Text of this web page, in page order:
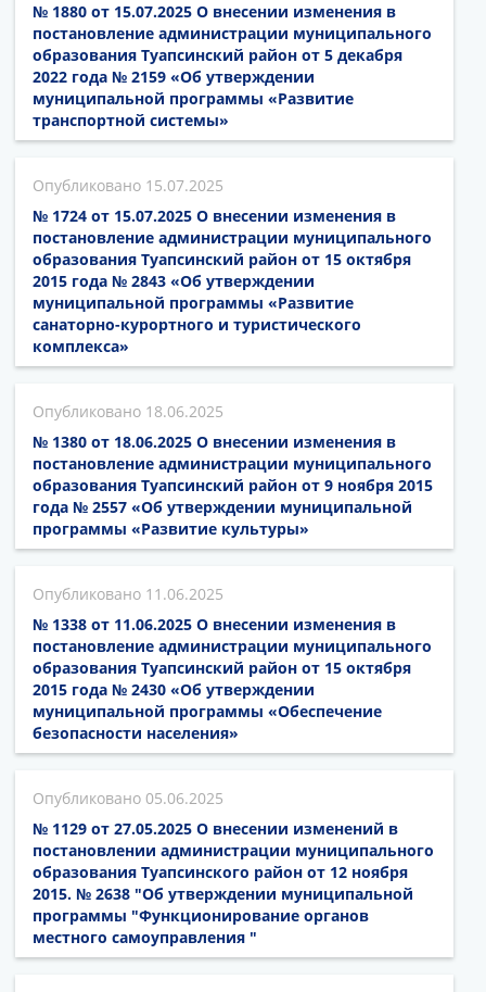
№ 1880 от 15.07.2025 О внесении изменения в
постановление администрации муниципального
образования Туапсинский район от 5 декабря
2022 года № 2159 «Об утверждении
муниципальной программы «Развитие
транспортной системы»
15.07.2025
№ 1724 от 15.07.2025 О внесении изменения в
постановление администрации муниципального
образования Туапсинский район от 15 октября
2015 года № 2843 «Об утверждении
муниципальной программы «Развитие
санаторно-курортного и туристического
комплекса»
18.06.2025
№ 1380 от 18.06.2025 О внесении изменения в
постановление администрации муниципального
образования Туапсинский район от 9 ноября 2015
года № 2557 «Об утверждении муниципальной
программы «Развитие культуры»
11.06.2025
№ 1338 от 11.06.2025 О внесении изменения в
постановление администрации муниципального
образования Туапсинский район от 15 октября
2015 года № 2430 «Об утверждении
муниципальной программы «Обеспечение
безопасности населения»
05.06.2025
№ 1129 от 27.05.2025 О внесении изменений в
постановлении администрации муниципального
образования Туапсинского район от 12 ноября
2015. № 2638 "Об утверждении муниципальной
программы "Функционирование органов
местного самоуправления "